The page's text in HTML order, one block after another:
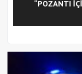
“POZANTI